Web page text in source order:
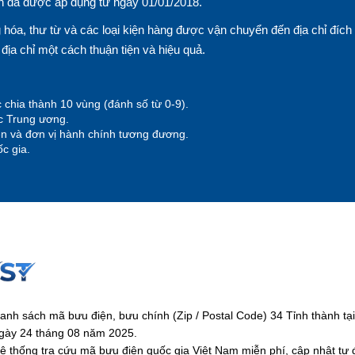
thư từ và các loại kiện hàng được vận chuyển đến địa chỉ đích
chỉ một cách thuận tiện và hiệu quả.
thành 10 vùng (đánh số từ 0-9).
Trung ương.
và đơn vị hành chính tương đương.
gia.
sách mã bưu điện, bưu chính (Zip / Postal Code) 34 Tỉnh thành
24 tháng 08 năm 2025.
thống tra cứu mã bưu điện quốc gia Việt Nam miễn phí, cập nhật tự